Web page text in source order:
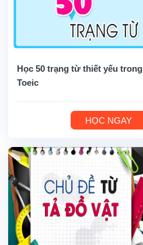
Học 50 trạng từ thiết yếu trong
Toeic
HỌC NGAY